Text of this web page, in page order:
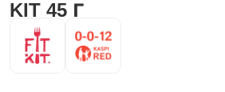
KIT 45 Г